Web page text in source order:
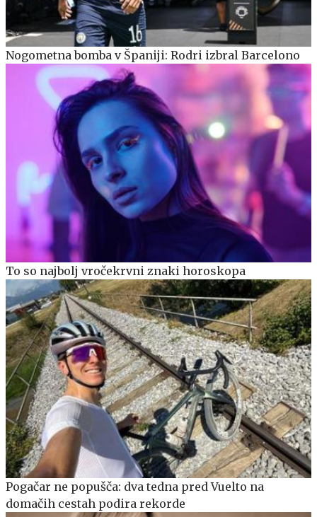
Nogometna bomba v Španiji: Rodri izbral Barcelono
To so najbolj vročekrvni znaki horoskopa
Pogačar ne popušča: dva tedna pred Vuelto na
domačih cestah podira rekorde